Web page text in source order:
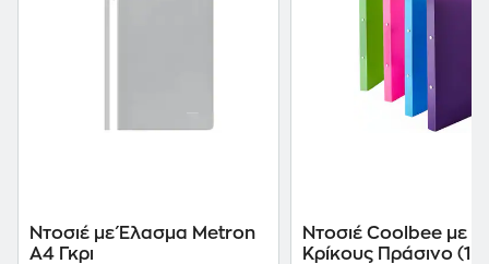
Ντοσιέ με Έλασμα Metron
Α4 Γκρι
Ντοσιέ Coolbee με 2
Κρίκους Πράσινο (1